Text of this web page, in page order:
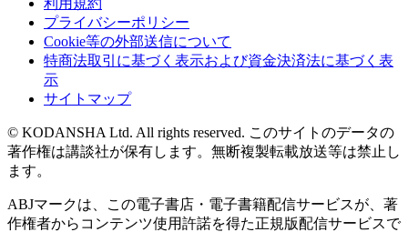
プライバシーポリシー
Cookie等の外部送信について
特商法取引に基づく表示および資金決済法に基づく表
示
サイトマップ
© KODANSHA Ltd. All rights reserved. このサイトのデータの
著作権は講談社が保有します。無断複製転載放送等は禁止し
ます。
ABJマークは、この電子書店・電子書籍配信サービスが、著
作権者からコンテンツ使用許諾を得た正規版配信サービスで